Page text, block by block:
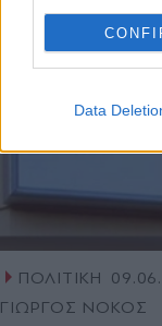
Data
ΠΟΛΙΤΙΚΗ
ΓΙΩΡΓΟΣ ΝΟΚΟΣ